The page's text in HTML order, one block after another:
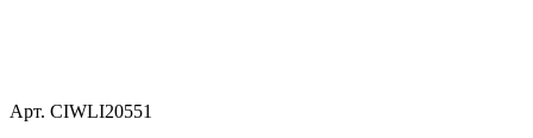
Арт. CIWLI20551